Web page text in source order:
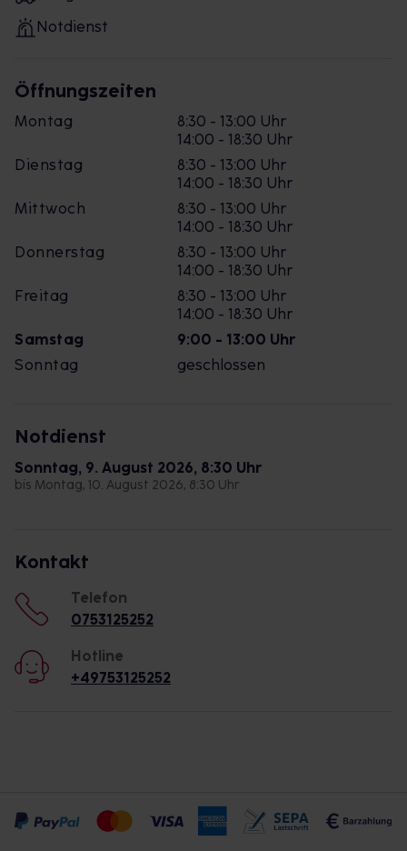
Notdienst
Öffnungszeiten
Montag
8:30 - 13:00 Uhr
14:00 - 18:30 Uhr
Dienstag
8:30 - 13:00 Uhr
14:00 - 18:30 Uhr
Mittwoch
8:30 - 13:00 Uhr
14:00 - 18:30 Uhr
Donnerstag
8:30 - 13:00 Uhr
14:00 - 18:30 Uhr
Freitag
8:30 - 13:00 Uhr
14:00 - 18:30 Uhr
Samstag
9:00 - 13:00 Uhr
Sonntag
geschlossen
Notdienst
Sonntag, 9. August 2026, 8:30 Uhr
bis Montag, 10. August 2026, 8:30 Uhr
Kontakt
Telefon
0753125252
Hotline
+49753125252